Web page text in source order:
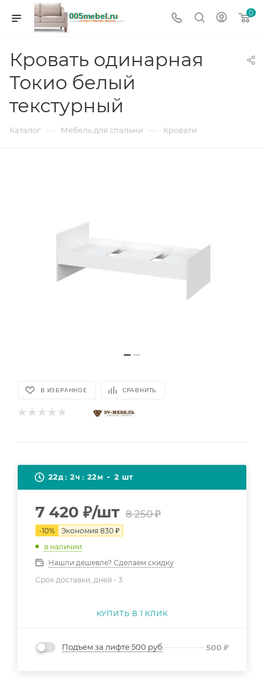
0
Кровать одинарная
Токио белый
текстурный
Каталог — Мебель для спальни — Кровати
В ИЗБРАННОЕ СРАВНИТЬ
22д 2ч 22м 2 шт
7 420 ₽/шт 8 250₽
-10% Экономия 830 ₽
в наличии
Нашли дешевле? Сделаем скидку
Срок доставки, дней - 3
КУПИТЬ В 1 КЛИК
Подъем за лифте 500 руб 500 ₽